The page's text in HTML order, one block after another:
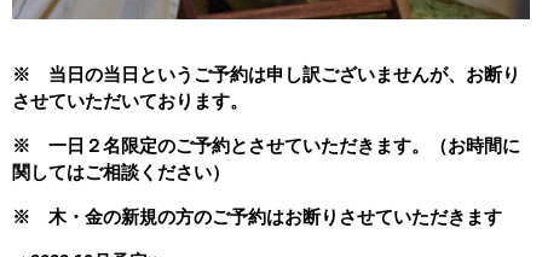
※ 当日の当日というご予約は申し訳ございませんが、お断り
させていただいております。
※ 一日２名限定のご予約とさせていただきます。（お時間に
関してはご相談ください）
※ 木・金の新規の方のご予約はお断りさせていただきます